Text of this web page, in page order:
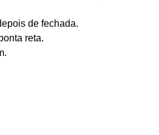
de fechada.
reta.